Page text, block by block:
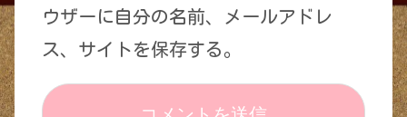
ウザーに自分の名前、メールアドレ
ス、サイトを保存する。